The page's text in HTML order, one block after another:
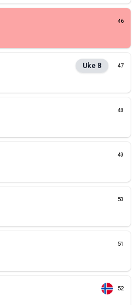
46
Uke 8 47
48
49
50
51
52